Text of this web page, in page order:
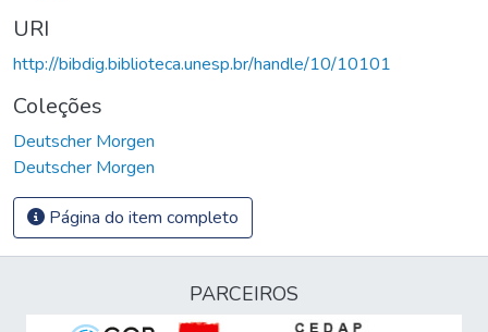
URI
http://bibdig.biblioteca.unesp.br/handle/10/10101
Coleções
Deutscher Morgen
Deutscher Morgen
Página do item completo
PARCEIROS